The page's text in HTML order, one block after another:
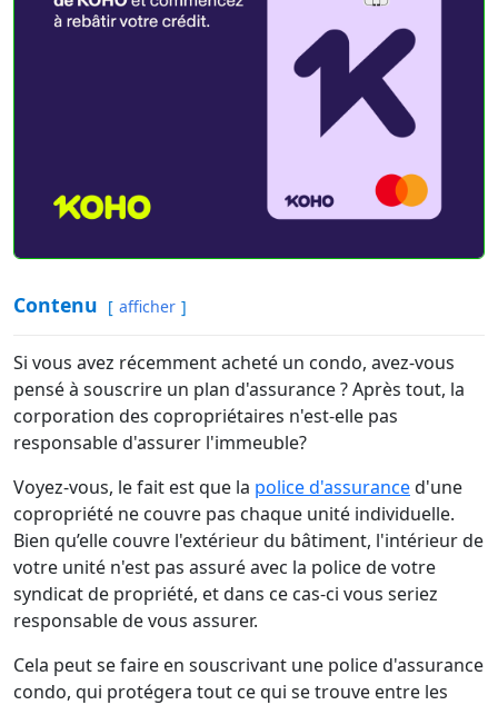
Contenu afficher
Si vous avez récemment acheté un condo, avez-vous
pensé à souscrire un plan d'assurance ? Après tout, la
corporation des copropriétaires n'est-elle pas
responsable d'assurer l'immeuble?
Voyez-vous, le fait est que la police d'assuranced'une
copropriété ne couvre pas chaque unité individuelle.
Bien qu’elle couvre l'extérieur du bâtiment, l'intérieur de
votre unité n'est pas assuré avec la police de votre
syndicat de propriété, et dans ce cas-ci vous seriez
responsable de vous assurer.
Cela peut se faire en souscrivant une police d'assurance
condo, qui protégera tout ce qui se trouve entre les